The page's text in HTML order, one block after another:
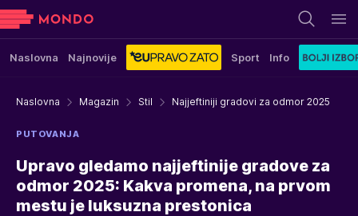
Naslovna Najnovije Sport Info
Naslovna Magazin Stil Najjeftiniji gradovi za odmor 2025
PUTOVANJA
Upravo gledamo najjeftinije gradove za
odmor 2025: Kakva promena, na prvom
mestu je luksuzna prestonica